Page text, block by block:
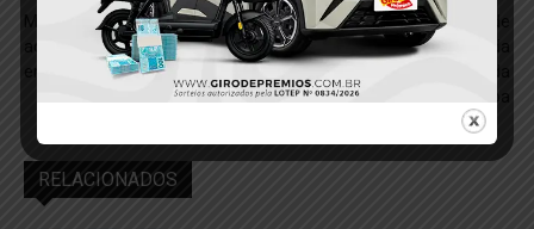
Motociclista fica ferido após
acidente na Transamazônica,
em Itaituba
Motocicleta com registro de
roubo é apreendida
pela 1ª CIME no bairro da
Liberdade, em Itaituba
RELACIONADOS